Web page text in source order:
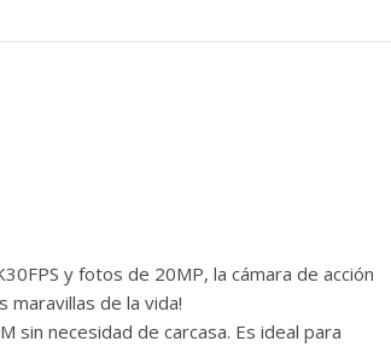
y fotos de 20MP, la cámara de acción
maravillas de la vida!
sin necesidad de carcasa. Es ideal para